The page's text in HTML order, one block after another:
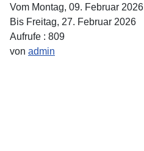
Vom Montag, 09. Februar 2026
Bis Freitag, 27. Februar 2026
Aufrufe : 809
von admin